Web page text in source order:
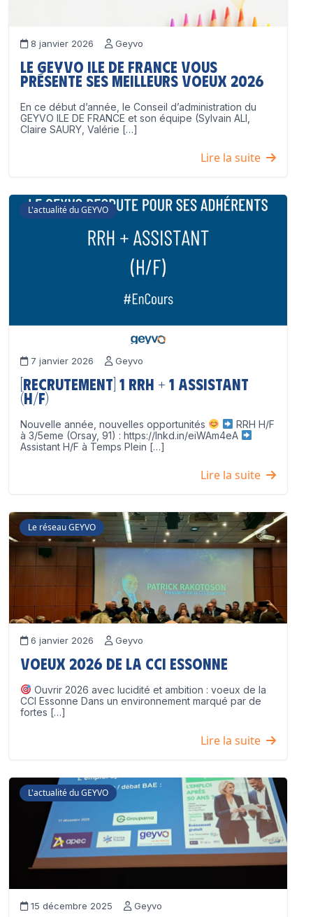
8 janvier 2026 Geyvo
Le GEYVO Ile de France vous
présente ses meilleurs voeux 2026
En ce début d’année, le Conseil d’administration du
GEYVO ILE DE FRANCE et son équipe (Sylvain ALI,
Claire SAURY, Valérie […]
Lire la suite
L'actualité du GEYVO
7 janvier 2026 Geyvo
[Recrutement] 1 RRH + 1 Assistant
(H/F)
Nouvelle année, nouvelles opportunités
RRH H/F
à 3/5eme (Orsay, 91) : https://lnkd.in/eiWAm4eA
Assistant H/F à Temps Plein […]
Lire la suite
Le réseau GEYVO
6 janvier 2026 Geyvo
Voeux 2026 de la CCI Essonne
Ouvrir 2026 avec lucidité et ambition : voeux de la
CCI Essonne Dans un environnement marqué par de
fortes […]
Lire la suite
L'actualité du GEYVO
15 décembre 2025 Geyvo